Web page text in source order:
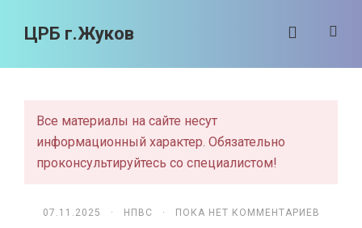
ЦРБ г.Жуков
Все материалы на сайте несут
информационный характер. Обязательно
проконсультируйтесь со специалистом!
07.11.2025 · НПВС · ПОКА НЕТ КОММЕНТАРИЕВ